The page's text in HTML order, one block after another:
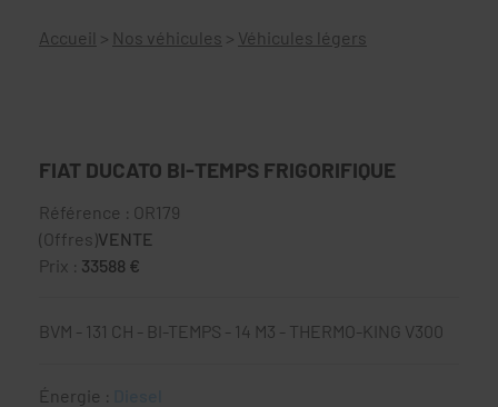
Accueil > Nos véhicules > Véhicules légers
FIAT DUCATO BI-TEMPS FRIGORIFIQUE
Référence : OR179
(Offres)VENTE
Prix : 33588 €
BVM - 131 CH - BI-TEMPS - 14 M3 - THERMO-KING V300
Énergie :